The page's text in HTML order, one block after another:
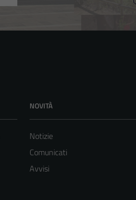
NOVITÀ
Notizie
Comunicati
Avvisi